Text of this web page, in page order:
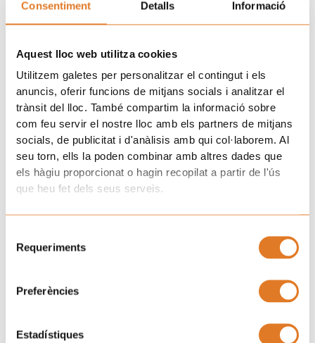
incredulidad, culpabilidad y/o impotencia.
choque en el que cada núcleo familiar y concretamente,
cada uno de sus miembros, reacciona de forma distinta.
Entre otros, algunos cuidadores4 se muestran impactados,
con dificultades para contener sus emociones. Otros se
muestran disociados, con un funcionamiento normalizado,
lo que puede resultar extraño a las personas de su
alrededor.
Esta nueva situación de cambio, se caracteriza
dos grupos: por un lado, uno de los cuidadores, que debe
dejar de trabajar para atender al niño que está enfermo y
el lugar de origen y atender a los demás hijos/as, si los hay.